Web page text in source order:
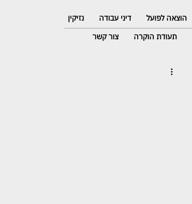
הוצאה לפועל דיני עבודה
נזיקין
תעודת הוקרה צור קשר